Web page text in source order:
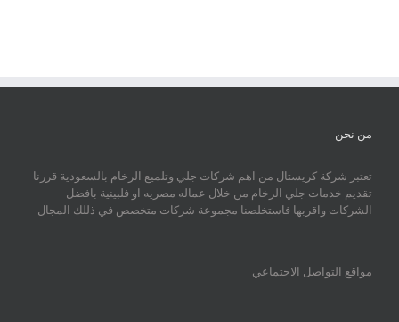
من نحن
تعتبر شركة كريستال من اهم شركات جلي وتلميع الرخام بالسعودية قررنا
تقديم خدمات جلي الرخام من خلال عماله مصريه او فلبينية بافضل
الشركات واقربها فاستخلصنا مجموعة شركات متخصص في ذللك المجال
مواقع التواصل الاجتماعي